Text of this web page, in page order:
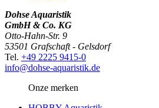
Dohse Aquaristik
GmbH & Co. KG
Otto-Hahn-Str. 9
53501 Grafschaft - Gelsdorf
Tel. +49 2225 9415-0
info@dohse-aquaristik.de
Onze merken